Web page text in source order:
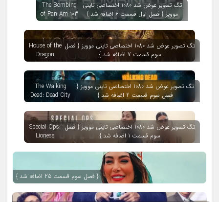
تگ تصویر عوض شد 1080 اختصاصی تاینی
موویز { فصل اول قسمت 6 اضافه شد }
The Bombing
of Pan Am 103
تگ تصویر عوض شد 1080 اختصاصی تاینی موویز { فصل
سوم قسمت 7 اضافه شد }
House of the
Dragon
تگ تصویر عوض شد 1080 اختصاصی تاینی موویز {
فصل سوم قسمت 2 اضافه شد }
The Walking
Dead: Dead City
تگ تصویر عوض شد 1080 اختصاصی تاینی موویز { فصل
سوم قسمت 1 اضافه شد }
Special Ops:
Lioness
{ فصل سوم قسمت 25 اضافه شد }